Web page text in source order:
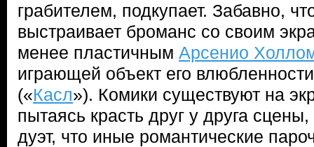
грабителем, подкупает. Забавно,
выстраивает броманс со своим
менее пластичным Арсенио
играющей объект его
(«Касл»). Комики существуют на
пытаясь красть друг у друга
дуэт, что иные романтические